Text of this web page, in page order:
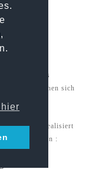
wir das
beziehen sich
Realisiert
Informationen :